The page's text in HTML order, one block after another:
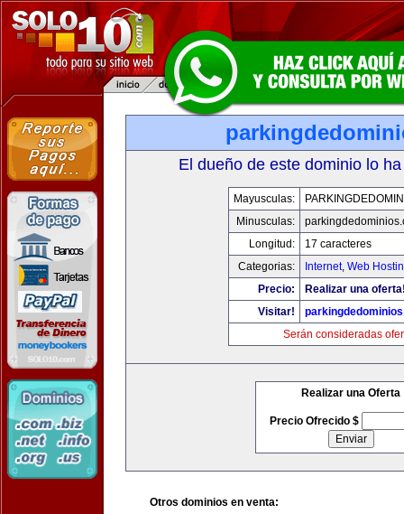
El dueño de este dominio lo
Mayusculas:
Minusculas:
Longitud:
17 caracteres
Categorias:
Internet, Web
Precio:
Realizar una
Visitar!
Serán consideradas
Realizar una Oferta
Precio Ofrecido $
Otros dominios en venta: